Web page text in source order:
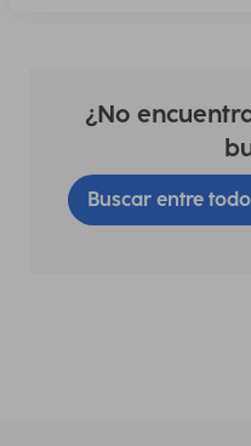
¿No
Buscar entre